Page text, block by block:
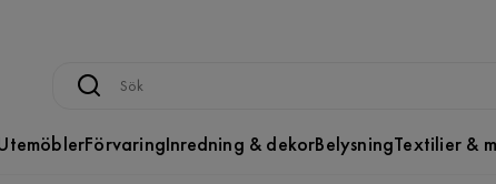
FörvaringInredning & dekorBelysningTextilier &